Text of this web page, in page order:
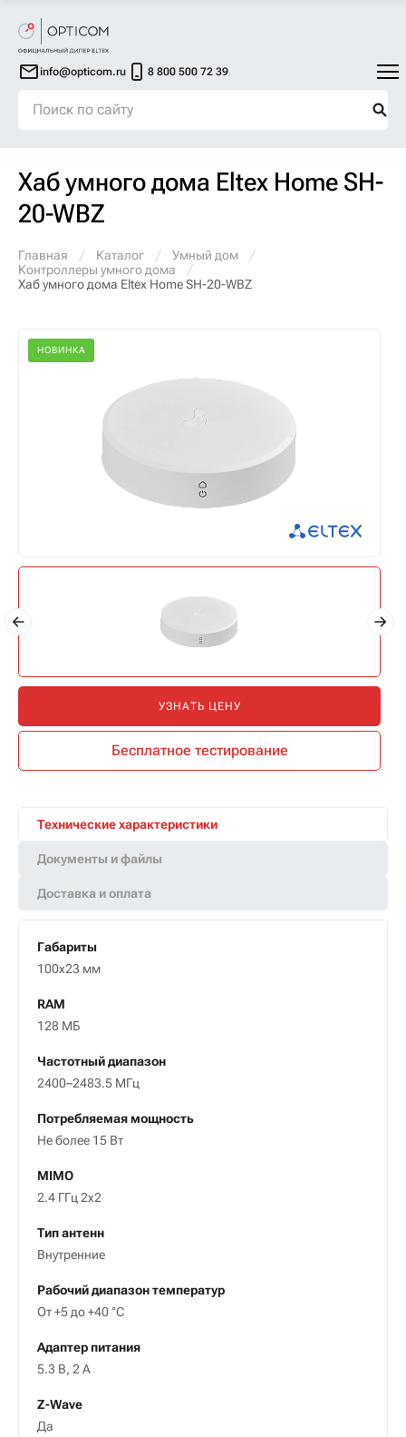
info@opticom.ru 8 800 500 72 39
Хаб умного дома Eltex Home SH-
20-WBZ
Главная Каталог
Умный дом
Контроллеры умного дома
Хаб умного дома Eltex Home SH-20-WBZ
НОВИНКА
УЗНАТЬ ЦЕНУ
Бесплатное тестирование
Технические характеристики
Документы и файлы
Доставка и оплата
Габариты
100х23 мм
RAM
128 МБ
Частотный диапазон
2400–2483.5 МГц
Потребляемая мощность
Не более 15 Вт
MIMO
2.4 ГГц 2х2
Тип антенн
Внутренние
Рабочий диапазон температур
От +5 до +40 °С
Адаптер питания
5.3 В, 2 A
Z-Wave
Да